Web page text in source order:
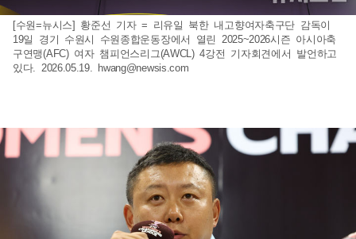
[수원=뉴시스] 황준선 기자 = 리유일 북한 내고향여자축구단 감독이
19일 경기 수원시 수원종합운동장에서 열린 2025~2026시즌 아시아축
구연맹(AFC) 여자 챔피언스리그(AWCL) 4강전 기자회견에서 발언하고
있다. 2026.05.19. hwang@newsis.com